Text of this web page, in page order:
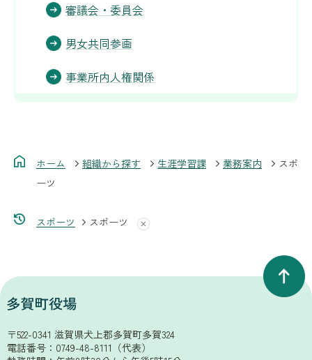
審議会・委員会
男女共同参画
事業所内人権関係
ホーム 組織から探す 生涯学習課 業務案内
スポ
ーツ
スポーツ スポーツ
〒522-0341 滋賀県犬上郡多賀町多賀324
電話番号： 0749-48-8111 （代表）